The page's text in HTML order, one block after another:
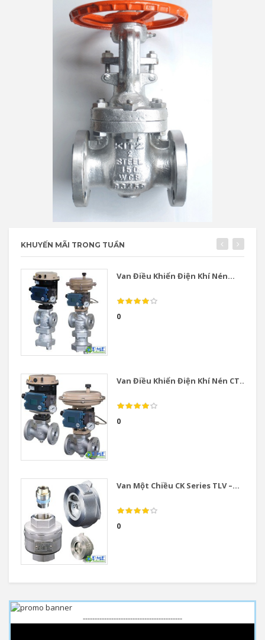
KHUYẾN MÃI TRONG TUẦN
Van Điều Khiển Điện Khí Nén...
0
Van Điều Khiển Điện Khí Nén CT...
0
Van Một Chiều CK Series TLV –...
0
------------------------------------------